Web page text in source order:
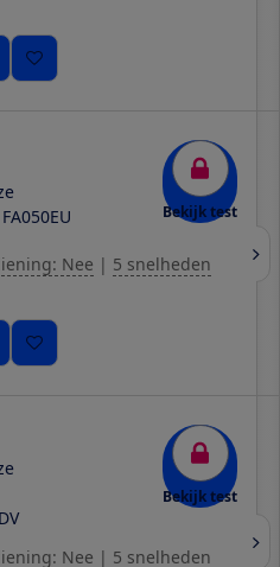
Bekijk test
Nee | 5 snelheden
Bekijk test
Nee | 5 snelheden